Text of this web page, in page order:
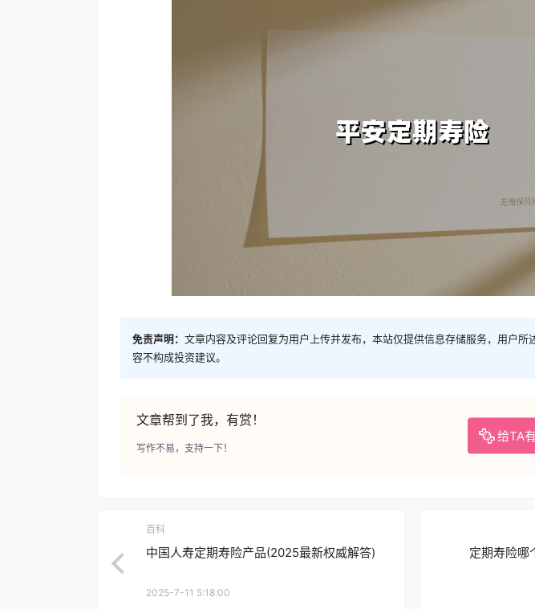
免责声明： 文章内容及评论回复为用户上传并发布，本站仅提供信息存储服务，用户所
容不构成投资建议。
文章帮到了我，有赏！
给TA
写作不易，支持一下！
百科
中国人寿定期寿险产品(2025最新权威解答)
2025-7-11 5:18:00
定期寿险哪